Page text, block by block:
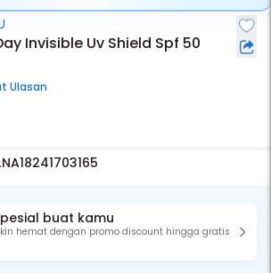
Invisible Uv Shield Spf 50
Ulasan
NA18241703165
buat kamu
hemat dengan promo discount hingga gratis